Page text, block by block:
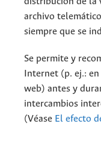
archivo
siempre que se
Se permite y
Internet (p. ej.:
web) antes y
intercambios
(Véase El efecto